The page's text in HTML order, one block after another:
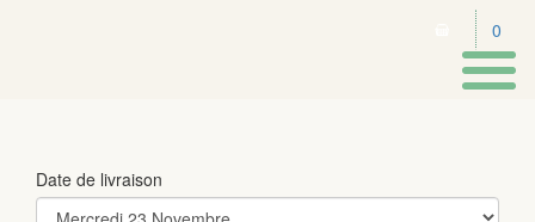
0
Date de livraison